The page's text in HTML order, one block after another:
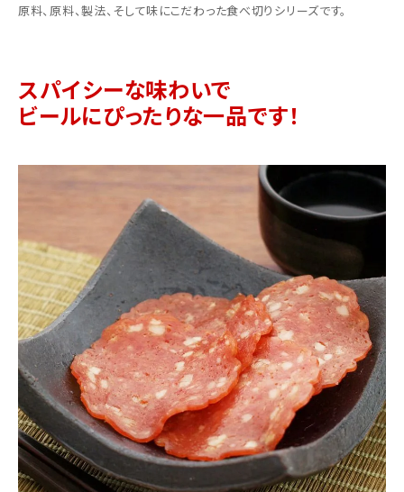
原料、原料、製法、そして味にこだわった食べ切りシリーズです。
スパイシーな味わいで
ビールにぴったりな一品です！